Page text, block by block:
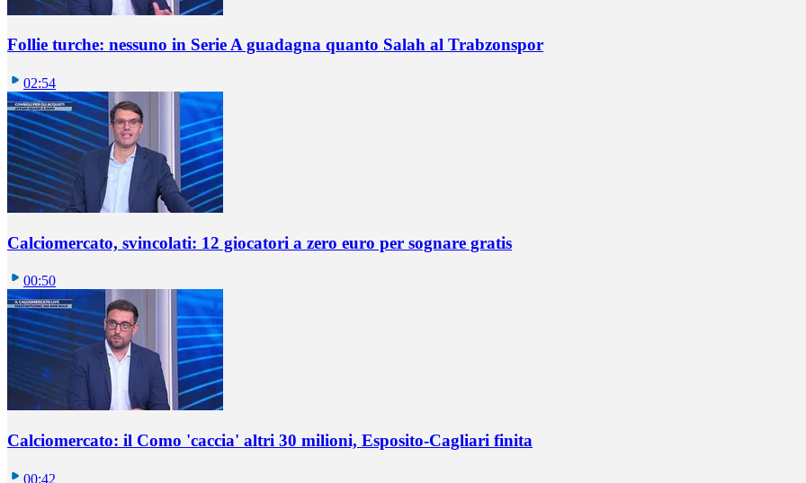
Follie turche: nessuno in Serie A guadagna quanto Salah al Trabzonspor
02:54
Calciomercato, svincolati: 12 giocatori a zero euro per sognare gratis
00:50
Calciomercato: il Como 'caccia' altri 30 milioni, Esposito-Cagliari finita
00:42